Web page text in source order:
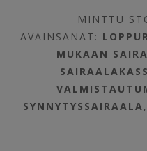
MINTTU
AVAINSANAT:
MUKAAN
SYNNYTYSSAIRAALA,